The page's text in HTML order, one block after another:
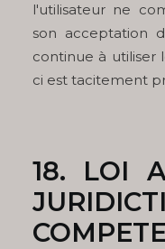
l'utilisateur ne
son acceptation
continue à utiliser
ci est tacitement
18. LOI